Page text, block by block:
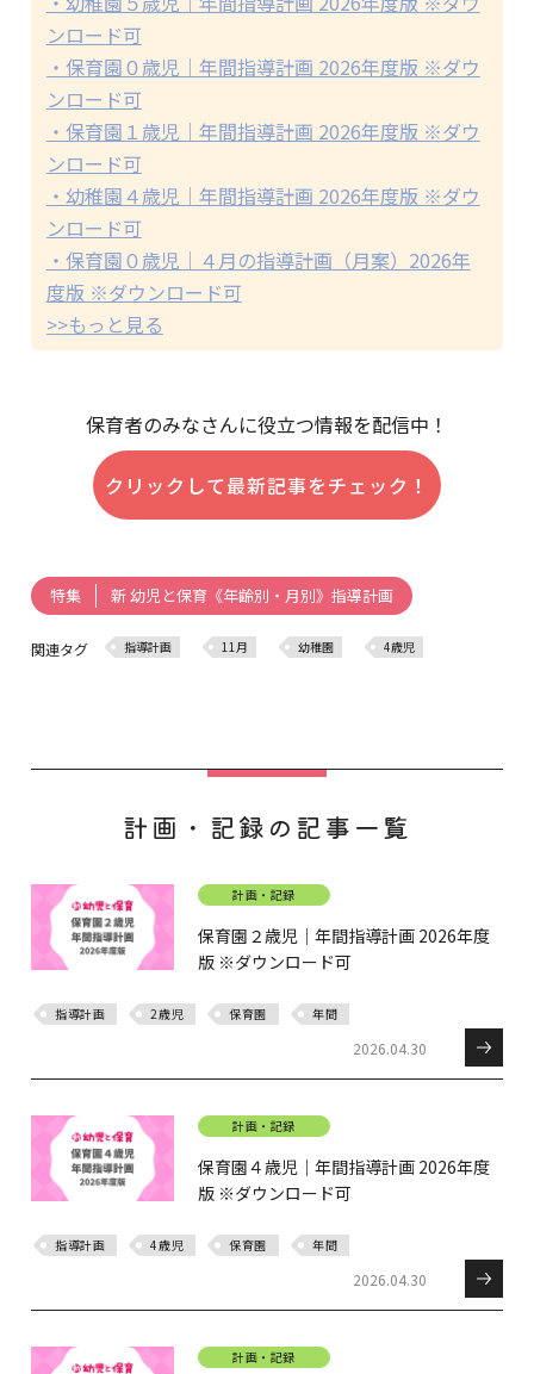
ンロード可
・保育園０歳児｜年間指導計画 2026年度版 ※ダウ
ンロード可
・保育園１歳児｜年間指導計画 2026年度版 ※ダウ
ンロード可
・幼稚園４歳児｜年間指導計画 2026年度版 ※ダウ
ンロード可
・保育園０歳児｜４月の指導計画（月案）2026年
度版 ※ダウンロード可
>>もっと見る
保育者のみなさんに役立つ情報を配信中！
クリックして最新記事をチェック！
特集 新 幼児と保育《年齢別・月別》指導計画
関連タグ 指導計画 11月 幼稚園 4歳児
計画・記録の記事一覧
計画・記録
保育園２歳児｜年間指導計画 2026年度
版 ※ダウンロード可
指導計画 2歳児 保育園 年間
2026.04.30
計画・記録
保育園４歳児｜年間指導計画 2026年度
版 ※ダウンロード可
指導計画 4歳児 保育園 年間
2026.04.30
計画・記録